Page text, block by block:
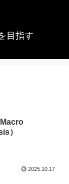
目指す
）
2025.10.17